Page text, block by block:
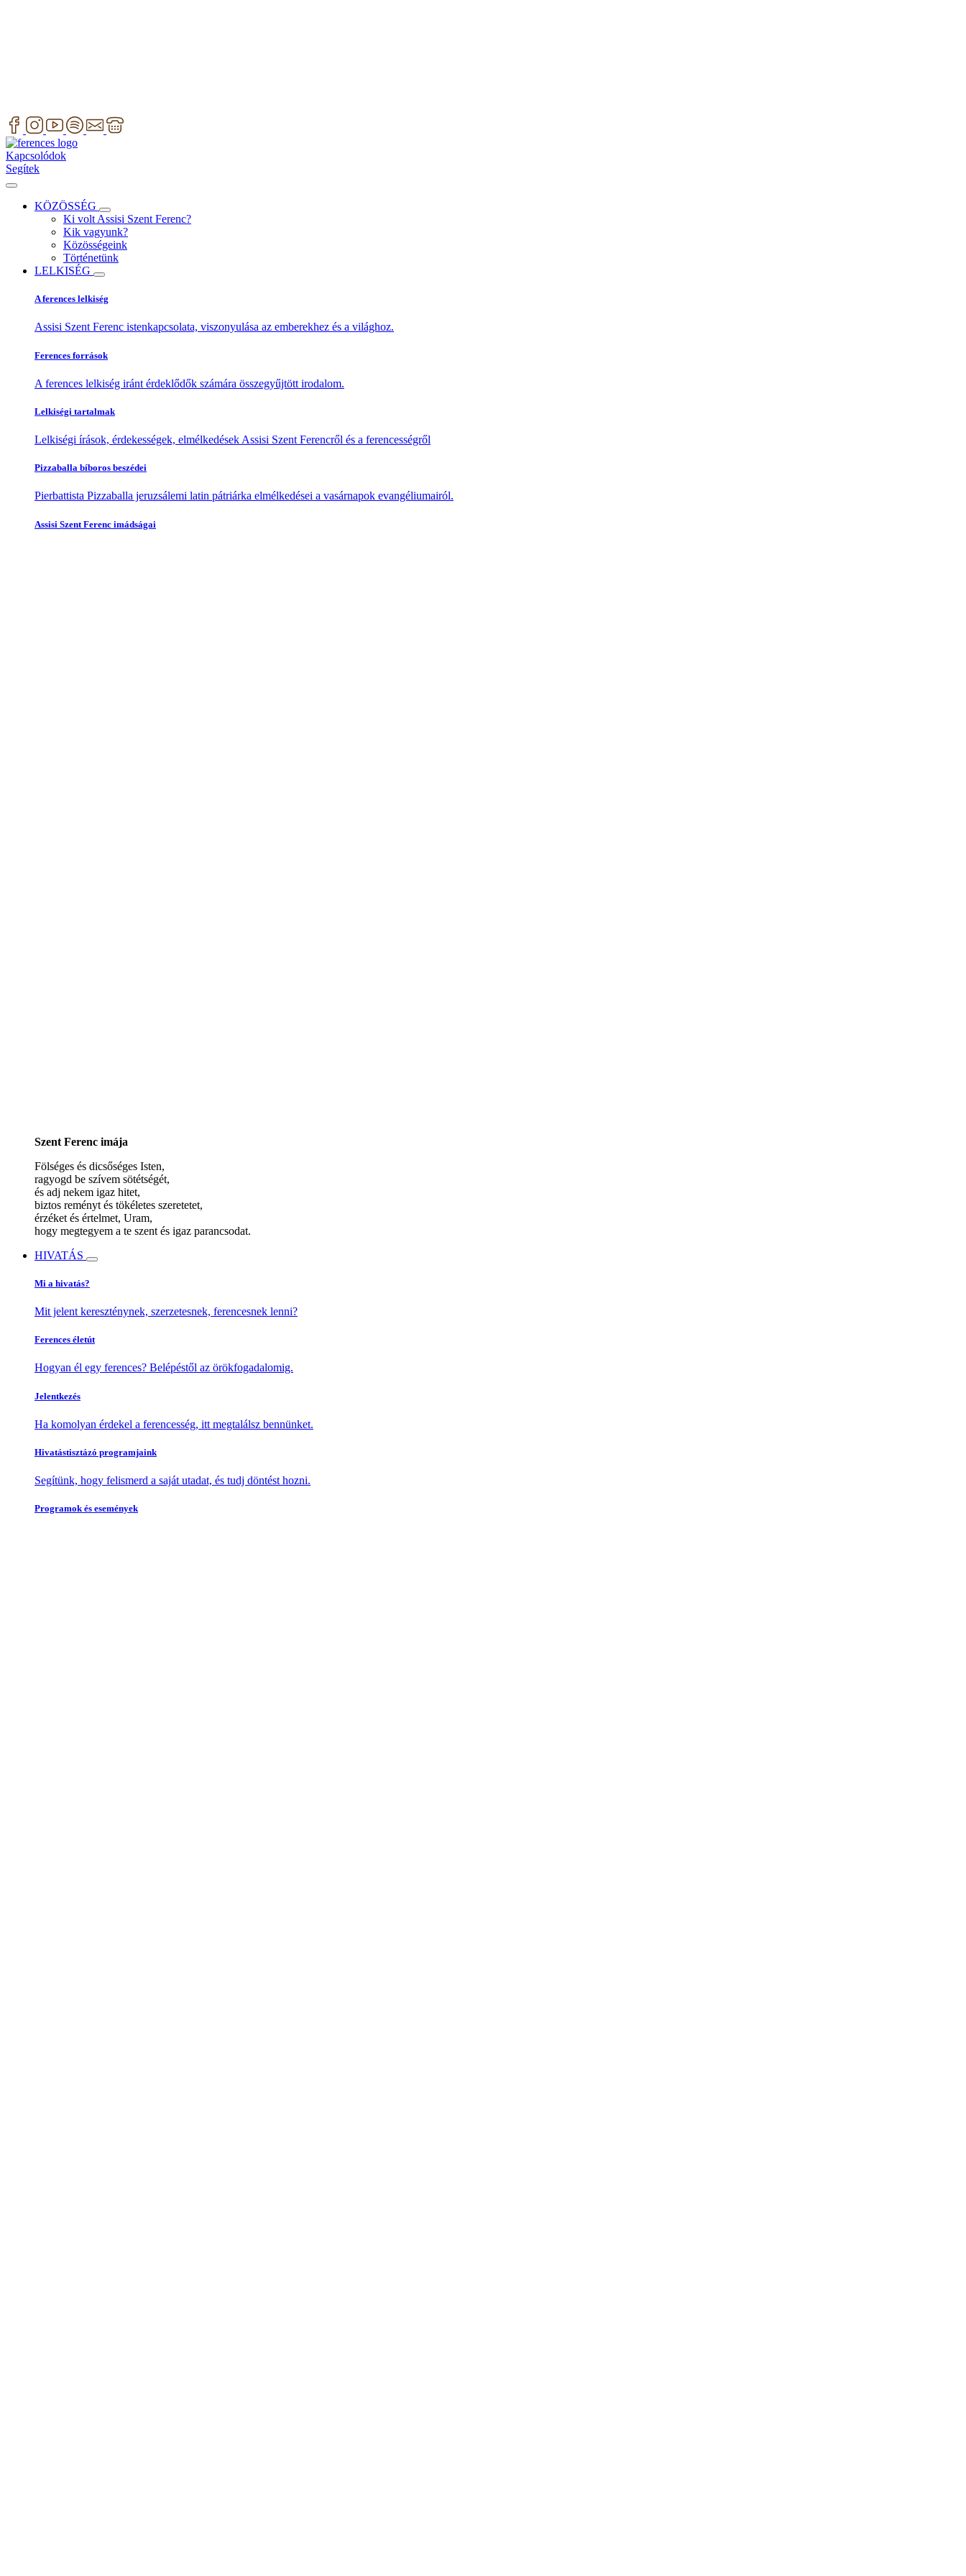
Kapcsolódok
Segítek
KÖZÖSSÉG
Ki volt Assisi Szent Ferenc?
Kik vagyunk?
Közösségeink
Történetünk
LELKISÉG
A ferences lelkiség
Assisi Szent Ferenc istenkapcsolata, viszonyulása az emberekhez és a világhoz.
Ferences források
A ferences lelkiség iránt érdeklődők számára összegyűjtött irodalom.
Lelkiségi tartalmak
Lelkiségi írások, érdekességek, elmélkedések Assisi Szent Ferencről és a ferencességről
Pizzaballa bíboros beszédei
Pierbattista Pizzaballa jeruzsálemi latin pátriárka elmélkedései a vasárnapok evangéliumairól.
Assisi Szent Ferenc imádságai
Szent Ferenc imája
Fölséges és dicsőséges Isten,
ragyogd be szívem sötétségét,
és adj nekem igaz hitet,
biztos reményt és tökéletes szeretetet,
érzéket és értelmet, Uram,
hogy megtegyem a te szent és igaz parancsodat.
HIVATÁS
Mi a hivatás?
Mit jelent kereszténynek, szerzetesnek, ferencesnek lenni?
Ferences életút
Hogyan él egy ferences? Belépéstől az örökfogadalomig.
Jelentkezés
Ha komolyan érdekel a ferencesség, itt megtalálsz bennünket.
Hivatástisztázó programjaink
Segítünk, hogy felismerd a saját utadat, és tudj döntést hozni.
Programok és események